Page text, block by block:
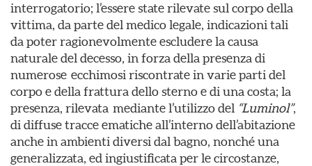
interrogatorio; l’essere state rilevate sul corpo della
vittima, da parte del medico legale, indicazioni tali
da poter ragionevolmente escludere la causa
naturale del decesso, in forza della presenza di
numerose ecchimosi riscontrate in varie parti del
corpo e della frattura dello sterno e di una costa; la
presenza, rilevata mediante l’utilizzo del “Luminol”,
di diffuse tracce ematiche all’interno dell’abitazione
anche in ambienti diversi dal bagno, nonché una
generalizzata, ed ingiustificata per le circostanze,